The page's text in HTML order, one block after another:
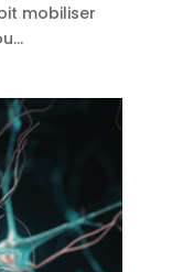
mobiliser